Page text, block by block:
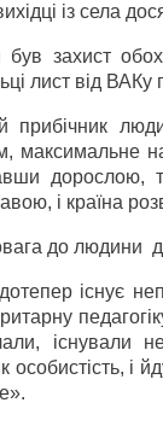
із села
захист
лист від ВАКу
прибічник
максимальне
дорослою,
і країна
до людини
існує
існували
і